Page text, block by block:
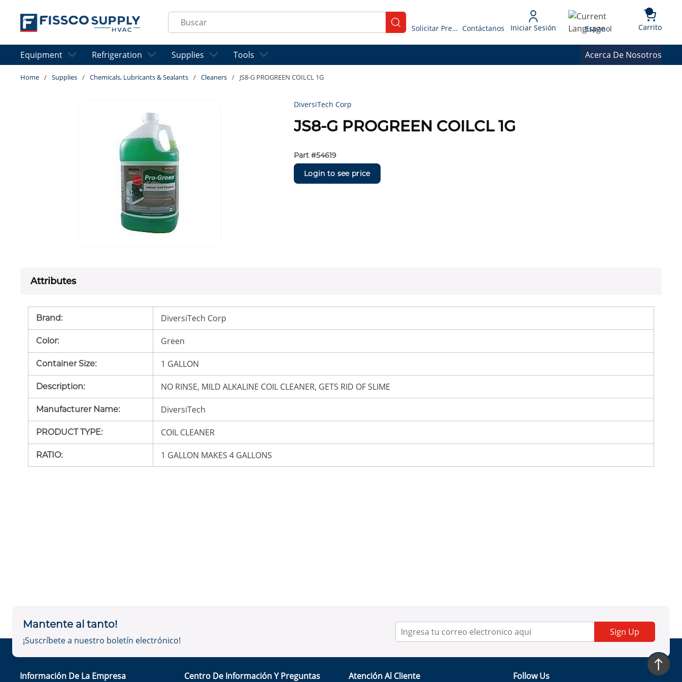
Skip to main content
Site Search
submit search
Solicitar Presupuesto Contáctanos Iniciar Sesión Language
Espanol Carrito{0}
Equipment Refrigeration Supplies Tools Acerca De Nosotros
Home / Supplies / Chemicals, Lubricants & Sealants / Cleaners / JS8-G PROGREEN COILCL 1G
DiversiTech Corp
JS8-G PROGREEN COILCL 1G
Part #54619
Login to see price
Attributes
Brand: DiversiTech Corp
Color: Green
Container Size: 1 GALLON
Description: NO RINSE, MILD ALKALINE COIL CLEANER, GETS RID OF SLIME
Manufacturer Name: DiversiTech
PRODUCT TYPE: COIL CLEANER
RATIO: 1 GALLON MAKES 4 GALLONS
Mantente al tanto!
¡Suscríbete a nuestro boletín electrónico!
Sign Up
Información De La Empresa Centro De Información Y Preguntas Atención Al Cliente Follow Us